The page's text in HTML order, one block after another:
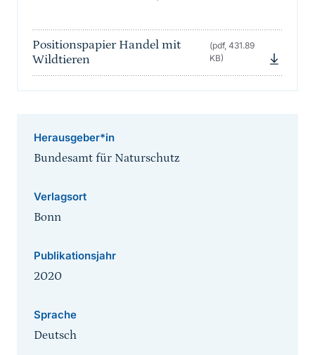
Positionspapier Handel mit
Wildtieren
(pdf, 431.89
KB)
Herausgeber*in
Bundesamt für Naturschutz
Verlagsort
Bonn
Publikationsjahr
2020
Sprache
Deutsch